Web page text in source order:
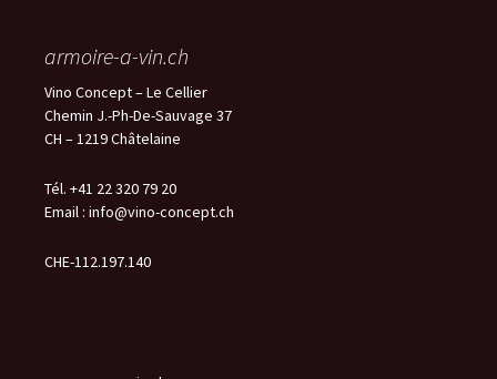
armoire-a-vin.ch
Vino Concept – Le Cellier
Chemin J.-Ph-De-Sauvage 37
CH – 1219 Châtelaine
Tél. +41 22 320 79 20
Email : info@vino-concept.ch
CHE-112.197.140